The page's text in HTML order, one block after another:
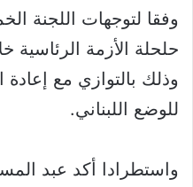
وفقا لتوجهات اللجنة
حلحلة الأزمة الرئاسية
وذلك بالتوازي مع إعادة
للوضع اللبناني.
واستطرادا أكد عبد